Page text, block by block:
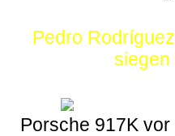
Pedro
siegen
Porsche 917K